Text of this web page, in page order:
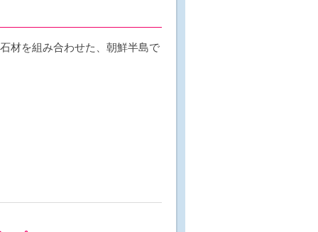
材を組み合わせた、朝鮮半島で